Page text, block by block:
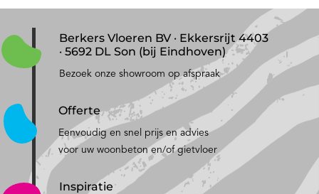
Berkers Vloeren BV · Ekkersrijt 4403
· 5692 DL Son (bij Eindhoven)
Bezoek onze showroom op afspraak
Offerte
Eenvoudig en snel prijs en advies
voor uw woonbeton en/of gietvloer
Inspiratie